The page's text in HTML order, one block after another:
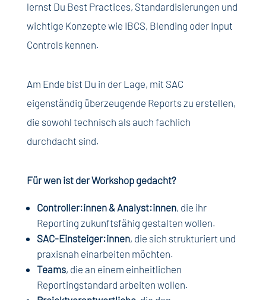
lernst Du Best Practices, Standardisierungen und
wichtige Konzepte wie IBCS, Blending oder Input
Controls kennen.
Am Ende bist Du in der Lage, mit SAC
eigenständig überzeugende Reports zu erstellen,
die sowohl technisch als auch fachlich
durchdacht sind.
Für wen ist der Workshop gedacht?
Controller:innen & Analyst:innen, die ihr
Reporting zukunftsfähig gestalten wollen.
SAC-Einsteiger:innen, die sich strukturiert und
praxisnah einarbeiten möchten.
Teams, die an einem einheitlichen
Reportingstandard arbeiten wollen.